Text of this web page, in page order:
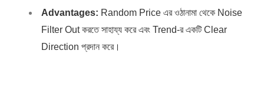
Advantages: Random Price এর ওঠানামা থেকে Noise
Filter Out করতে সাহায্য করে এবং Trend-র একটি Clear
Direction প্রদান করে।